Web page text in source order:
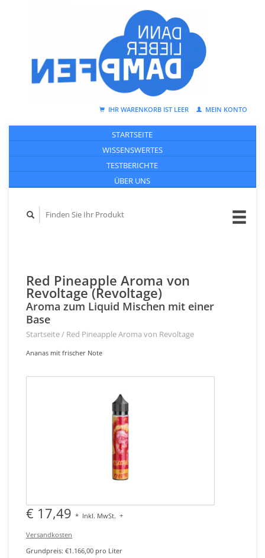
IHR WARENKORB IST LEER MEIN KONTO
STARTSEITE
WISSENSWERTES
TESTBERICHTE
ÜBER UNS
Red Pineapple Aroma von
Revoltage (Revoltage)
Aroma zum Liquid Mischen mit einer
Base
Startseite/ Red Pineapple Aroma von Revoltage
Ananas mit frischer Note
€ 17,49 * Inkl. MwSt. +
Versandkosten
Grundpreis: €1.166,00 pro Liter